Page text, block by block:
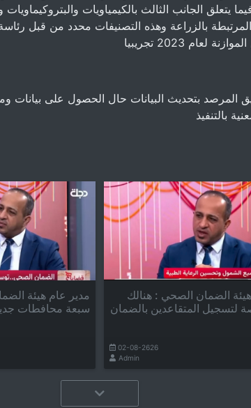
يتعلق الجانب الثالث بالكيمياويات والبتروكيماويات
بالزراعة وهذه التصنيفات محدد من قبل
لعام 2023 تجريبيا
المرصد بتحديث البيانات حال الحصول على بيانات
بالتنفيذ
الضمان الصحي : هنالك
لتسجيل المتقاعدين بالضمان
02-08-2626
Admin
مدير عام هيئة
سبعة محافطات